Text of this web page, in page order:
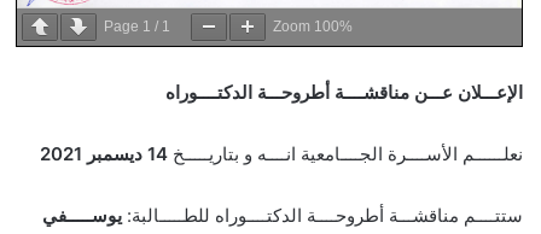
Page 1 / 1 Zoom 100%
الإعـــلان عـــن مناقشــــة أطروحـــة الدكتــــوراه
نعلــــــم الأســــرة الجــــامعية انــــه و بتاريـــــخ 14 ديسمبر 2021
ستتــــم مناقشـــة أطروحــــة الدكتــــوراه للطـــــالبة: يوســـــفي